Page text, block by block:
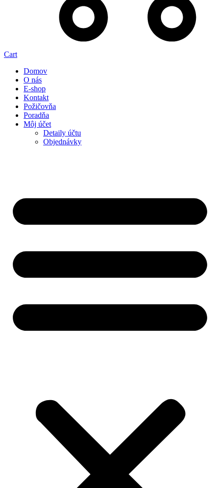
Cart
Domov
O nás
E-shop
Kontakt
Požičovňa
Poradňa
Môj účet
Detaily účtu
Objednávky